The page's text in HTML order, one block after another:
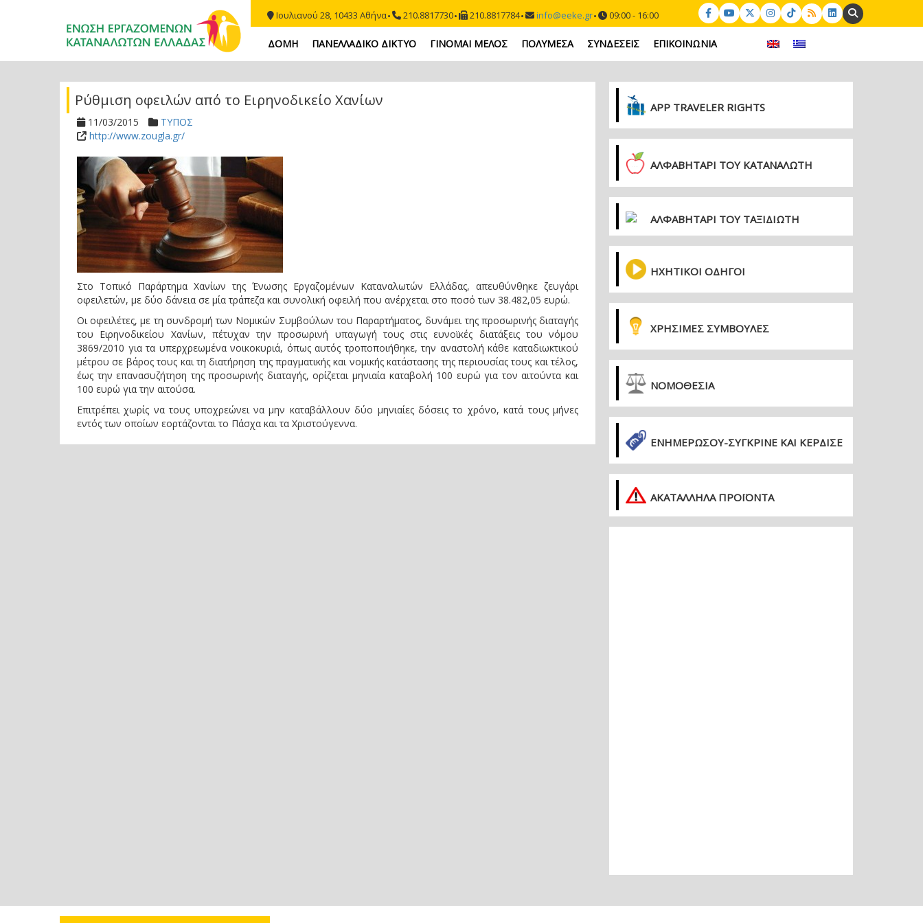
Ιουλιανού 28, 10433 Αθήνα 210.8817730 210.8817784 info@eeke.gr 09:00 - 16:00 Search:
ΔΟΜΗ ΠΑΝΕΛΛΑΔΙΚΟ ΔΙΚΤΥΟ ΓΙΝΟΜΑΙ ΜΕΛΟΣ ΠΟΛΥΜΕΣΑ ΣΥΝΔΕΣΕΙΣ ΕΠΙΚΟΙΝΩΝΙΑ
Ρύθμιση οφειλών από το Ειρηνοδικείο Χανίων
11/03/2015
ΤΥΠΟΣ
http://www.zougla.gr/
Στο Τοπικό Παράρτημα Χανίων της Ένωσης Εργαζομένων Καταναλωτών Ελλάδας, απευθύνθηκε ζευγάρι
οφειλετών, με δύο δάνεια σε μία τράπεζα και συνολική οφειλή που ανέρχεται στο ποσό των 38.482,05 ευρώ.
Οι οφειλέτες, με τη συνδρομή των Νομικών Συμβούλων του Παραρτήματος, δυνάμει της προσωρινής διαταγής
του Ειρηνοδικείου Χανίων, πέτυχαν την προσωρινή υπαγωγή τους στις ευνοϊκές διατάξεις του νόμου
3869/2010 για τα υπερχρεωμένα νοικοκυριά, όπως αυτός τροποποιήθηκε, την αναστολή κάθε καταδιωκτικού
μέτρου σε βάρος τους και τη διατήρηση της πραγματικής και νομικής κατάστασης της περιουσίας τους και τέλος,
έως την επανασυζήτηση της προσωρινής διαταγής, ορίζεται μηνιαία καταβολή 100 ευρώ για τον αιτούντα και
100 ευρώ για την αιτούσα.
Επιτρέπει χωρίς να τους υποχρεώνει να μην καταβάλλουν δύο μηνιαίες δόσεις το χρόνο, κατά τους μήνες
εντός των οποίων εορτάζονται το Πάσχα και τα Χριστούγεννα.
APP TRAVELER RIGHTS
ΑΛΦΑΒΗΤΑΡΙ ΤΟΥ ΚΑΤΑΝΑΛΩΤΗ
ΑΛΦΑΒΗΤΑΡΙ ΤΟΥ ΤΑΞΙΔΙΩΤΗ
ΗΧΗΤΙΚΟΙ ΟΔΗΓΟΙ
ΧΡΗΣΙΜΕΣ ΣΥΜΒΟΥΛΕΣ
ΝΟΜΟΘΕΣΙΑ
ΕΝΗΜΕΡΏΣΟΥ-ΣΎΓΚΡΙΝΕ ΚΑΙ ΚΈΡΔΙΣΕ
ΑΚΑΤΑΛΛΗΛΑ ΠΡΟΪΟΝΤΑ